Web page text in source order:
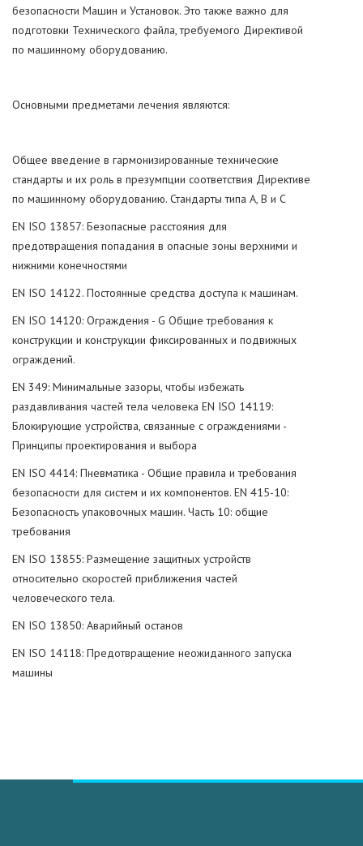
безопасности Машин и Установок. Это также важно для
подготовки Технического файла, требуемого Директивой
по машинному оборудованию.
Основными предметами лечения являются:
Общее введение в гармонизированные технические
стандарты и их роль в презумпции соответствия Директиве
по машинному оборудованию. Стандарты типа A, B и C
EN ISO 13857: Безопасные расстояния для
предотвращения попадания в опасные зоны верхними и
нижними конечностями
EN ISO 14122. Постоянные средства доступа к машинам.
EN ISO 14120: Ограждения - G Общие требования к
конструкции и конструкции фиксированных и подвижных
ограждений.
EN 349: Минимальные зазоры, чтобы избежать
раздавливания частей тела человека EN ISO 14119:
Блокирующие устройства, связанные с ограждениями -
Принципы проектирования и выбора
EN ISO 4414: Пневматика - Общие правила и требования
безопасности для систем и их компонентов. EN 415-10:
Безопасность упаковочных машин. Часть 10: общие
требования
EN ISO 13855: Размещение защитных устройств
относительно скоростей приближения частей
человеческого тела.
EN ISO 13850: Аварийный останов
EN ISO 14118: Предотвращение неожиданного запуска
машины